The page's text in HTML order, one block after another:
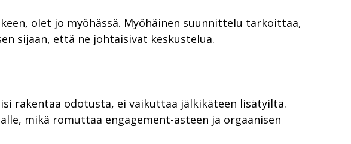
olet jo myöhässä. Myöhäinen suunnittelu tarkoittaa,
sijaan, että ne johtaisivat keskustelua.
rakentaa odotusta, ei vaikuttaa jälkikäteen lisätyiltä.
mikä romuttaa engagement-asteen ja orgaanisen